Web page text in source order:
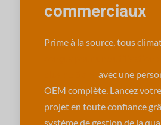
commerciaux
Prime à la source, tous
avec une
OEM complète. Lancez
projet en toute confiance
système de gestion de la